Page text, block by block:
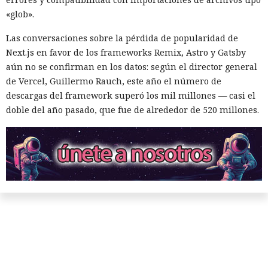
«glob».
Las conversaciones sobre la pérdida de popularidad de
Next.js en favor de los frameworks Remix, Astro y Gatsby
aún no se confirman en los datos: según el director general
de Vercel, Guillermo Rauch, este año el número de
descargas del framework superó los mil millones — casi el
doble del año pasado, que fue de alrededor de 520 millones.